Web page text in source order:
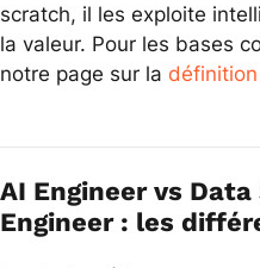
scratch, il les exploite
la valeur. Pour les bases
notre page sur la définition
AI Engineer vs
Engineer : les